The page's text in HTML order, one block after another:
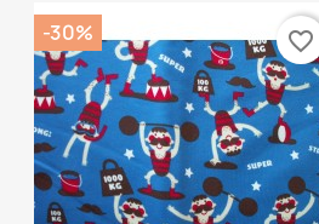
-30% favorite_border